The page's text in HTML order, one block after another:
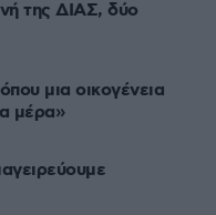
της ΔΙΑΣ, δύο
μια οικογένεια
μέρα»